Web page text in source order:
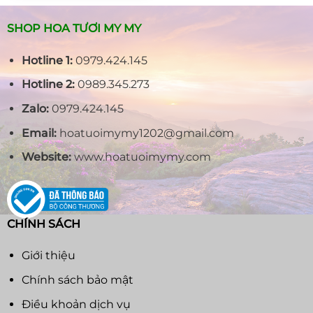
750.000₫.
SHOP HOA TƯƠI MY MY
Hotline 1:0979.424.145
Hotline 2:0989.345.273
Zalo:0979.424.145
Email:hoatuoimymy1202@gmail.com
Website:www.hoatuoimymy.com
CHÍNH SÁCH
Giới thiệu
Chính sách bảo mật
Điều khoản dịch vụ